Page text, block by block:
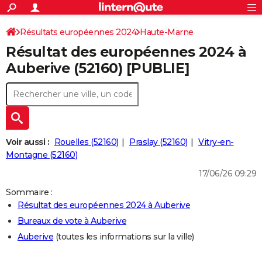
ACTUALITÉS
Politique
Société
Faits Divers
Education
Monde
Villes
+
SPORT
Coupe du monde 2026
Football
Tennis
Cyclisme
Rugby
Forum
CULTURE
Programme TV
TNT
Streaming
Cinéma
Sorties cinéma
Musique
+
FINANCE
Retraite
Impôts
Epargne
Immobilier
Risques naturels par ville
Banque
Assurance
Crédit
AUTO
Essais
Réserver un essai
Citadines
Berlines
SUV
Forum auto
+
HIGH-TECH
Mobiles
Meilleur smartphone
Internet
Ordinateurs
Jeux vidéo
Guide high-tech
+
BRICOLAGE
Guides de France
Escapades
Patrimoine
Expositions
Musées
Week-end nature
LIFESTYLE
Art de vivre
Bien-être
Loisirs
Mode
Modes de vie
S'inscrire
Connexion
Résultats européennes 2024 Haute-Marne
Résultat des européennes 2024 à
Auberive (52160) [PUBLIE]
Voir aussi : Rouelles (52160) Praslay (52160)
Vitry-en-
Montagne (52160)
17/06/26 09:29
Sommaire :
Résultat des européennes 2024 à Auberive
Bureaux de vote à Auberive
Auberive (toutes les informations sur la ville)